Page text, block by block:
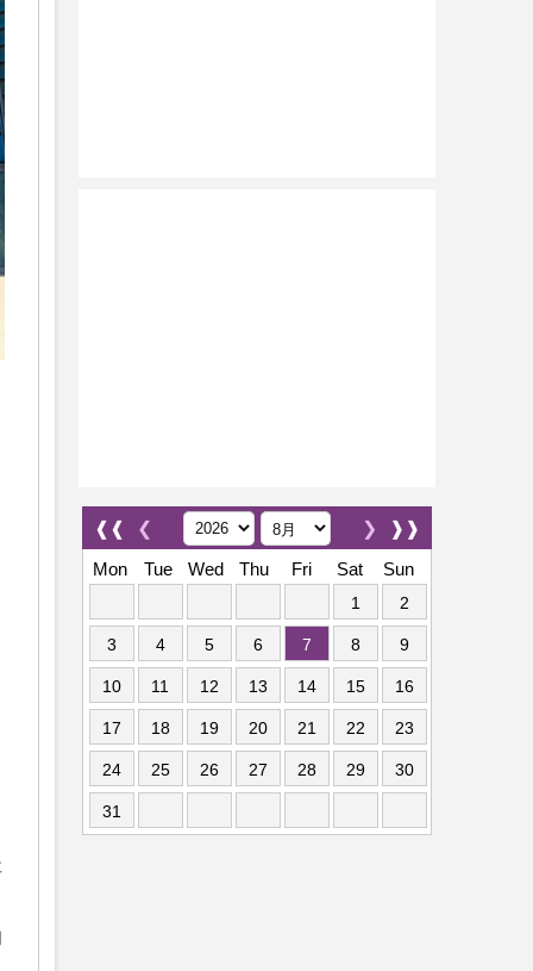
❰❰ ❮ ❱❱
❯
Mon
Tue Wed Thu Fri Sat Sun
1 2
3 4 5 6 7 8 9
10 11 12 13 14 15 16
17 18 19 20 21 22 23
24 25 26 27 28 29 30
31